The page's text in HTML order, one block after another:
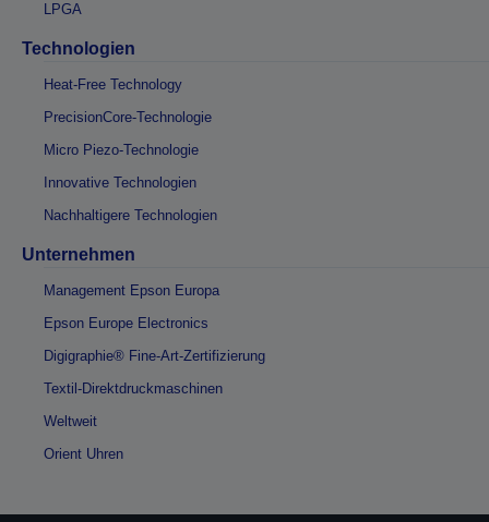
LPGA
Technologien
Heat-Free Technology
PrecisionCore-Technologie
Micro Piezo-Technologie
Innovative Technologien
Nachhaltigere Technologien
Unternehmen
Management Epson Europa
Epson Europe Electronics
Digigraphie® Fine-Art-Zertifizierung
Textil-Direktdruckmaschinen
Weltweit
Orient Uhren